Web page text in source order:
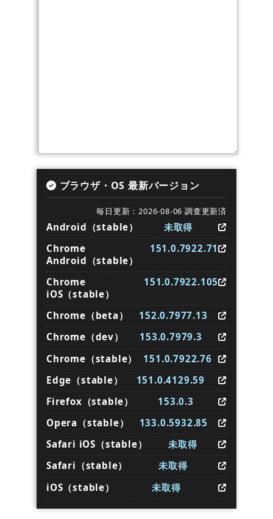
ブラウザ・OS 最新バージョン
毎日更新：2026-08-06 調査更新済
Android（stable）
未取得
Chrome
Android（stable）
151.0.7922.71
Chrome
iOS（stable）
151.0.7922.105
Chrome（beta）
152.0.7977.13
Chrome（dev）
153.0.7979.3
Chrome（stable）
151.0.7922.76
Edge（stable）
151.0.4129.59
Firefox（stable）
153.0.3
Opera（stable）
133.0.5932.85
Safari iOS（stable）
未取得
Safari（stable）
未取得
iOS（stable）
未取得